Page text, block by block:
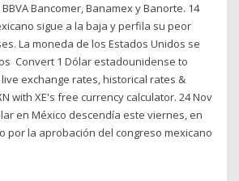
Bancomer, Banamex y Banorte. 14
sigue a la baja y perfila su peor
La moneda de los Estados Unidos se
Convert 1 Dólar estadounidense to
exchange rates, historical rates &
with XE's free currency calculator. 24 Nov
en México descendía este viernes, en
por la aprobación del congreso mexicano